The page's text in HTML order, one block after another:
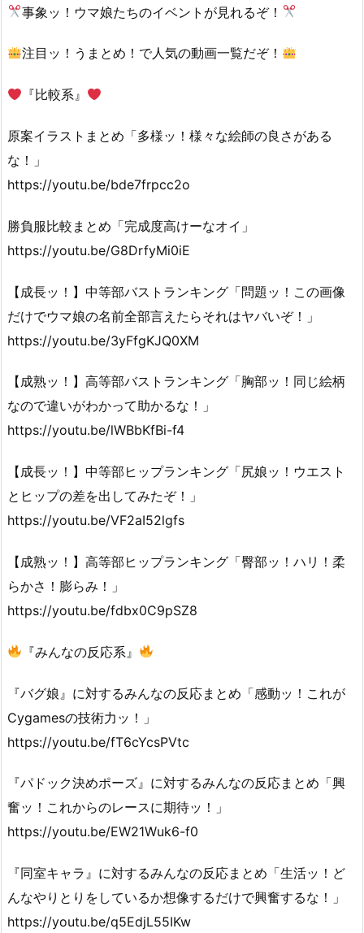
事象ッ！ウマ娘たちのイベントが見れるぞ！
注目ッ！うまとめ！で人気の動画一覧だぞ！
『比較系』
原案イラストまとめ「多様ッ！様々な絵師の良さがある
な！」
https://youtu.be/bde7frpcc2o
勝負服比較まとめ「完成度高けーなオイ」
https://youtu.be/G8DrfyMi0iE
【成長ッ！】中等部バストランキング「問題ッ！この画像
だけでウマ娘の名前全部言えたらそれはヤバいぞ！」
https://youtu.be/3yFfgKJQ0XM
【成熟ッ！】高等部バストランキング「胸部ッ！同じ絵柄
なので違いがわかって助かるな！」
https://youtu.be/lWBbKfBi-f4
【成長ッ！】中等部ヒップランキング「尻娘ッ！ウエスト
とヒップの差を出してみたぞ！」
https://youtu.be/VF2aI52lgfs
【成熟ッ！】高等部ヒップランキング「臀部ッ！ハリ！柔
らかさ！膨らみ！」
https://youtu.be/fdbx0C9pSZ8
『みんなの反応系』
『バグ娘』に対するみんなの反応まとめ「感動ッ！これが
Cygamesの技術力ッ！」
https://youtu.be/fT6cYcsPVtc
『パドック決めポーズ』に対するみんなの反応まとめ「興
奮ッ！これからのレースに期待ッ！」
https://youtu.be/EW21Wuk6-f0
『同室キャラ』に対するみんなの反応まとめ「生活ッ！ど
んなやりとりをしているか想像するだけで興奮するな！」
https://youtu.be/q5EdjL55IKw